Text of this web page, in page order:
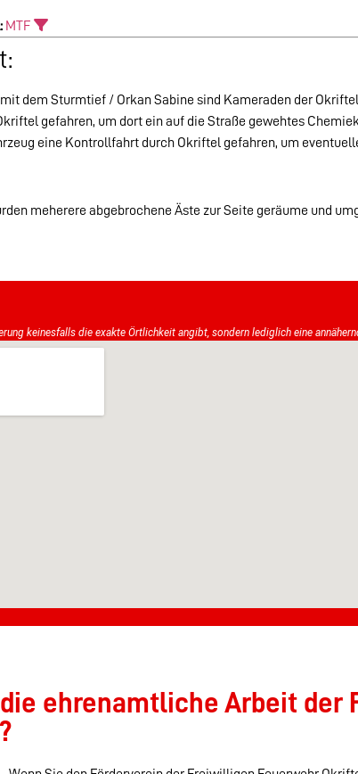
MTF
dem Sturmtief / Orkan Sabine sind Kameraden der
gefahren, um dort ein auf die Straße gewehtes
eine Kontrollfahrt durch Okriftel gefahren, um
meherere abgebrochene Äste zur Seite geräume und
keinesfalls die exakte Örtlichkeit angibt, sondern lediglich eine
ehrenamtliche Arbeit